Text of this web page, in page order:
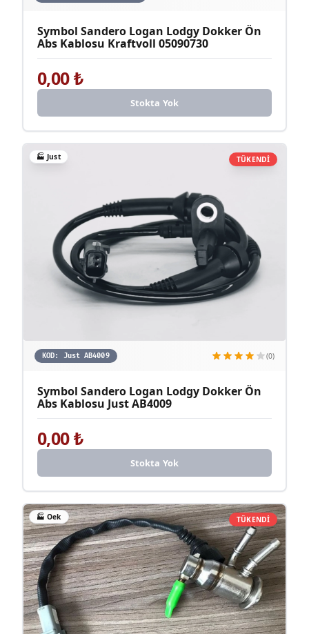
Symbol Sandero Logan Lodgy Dokker Ön
Abs Kablosu Kraftvoll 05090730
0,00₺
Stokta Yok
TÜKENDİ
🏭 Just
KOD: Just AB4009 (0)
Symbol Sandero Logan Lodgy Dokker Ön
Abs Kablosu Just AB4009
0,00₺
Stokta Yok
TÜKENDİ
🏭Oek